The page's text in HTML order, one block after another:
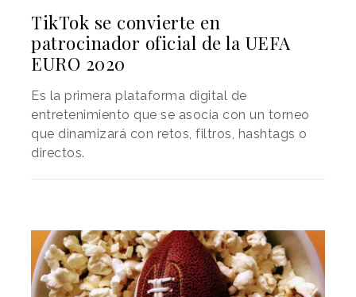
TikTok se convierte en
patrocinador oficial de la UEFA
EURO 2020
Es la primera plataforma digital de
entretenimiento que se asocia con un torneo
que dinamizará con retos, filtros, hashtags o
directos.